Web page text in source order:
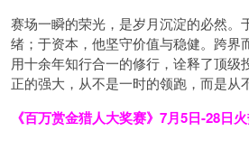
赛场一瞬的荣光，是岁月沉淀的必然。
绪；于资本，他坚守价值与稳健。跨界
用十余年知行合一的修行，诠释了顶级
正的强大，从不是一时的领跑，而是从
《百万赏金猎人大奖赛》 7月5日-28日